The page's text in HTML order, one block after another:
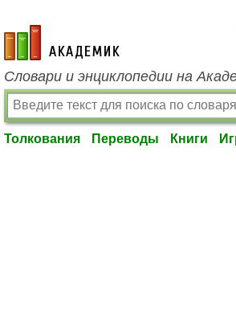
academic.ru
Словари и энциклопедии на
Толкования Переводы Книги